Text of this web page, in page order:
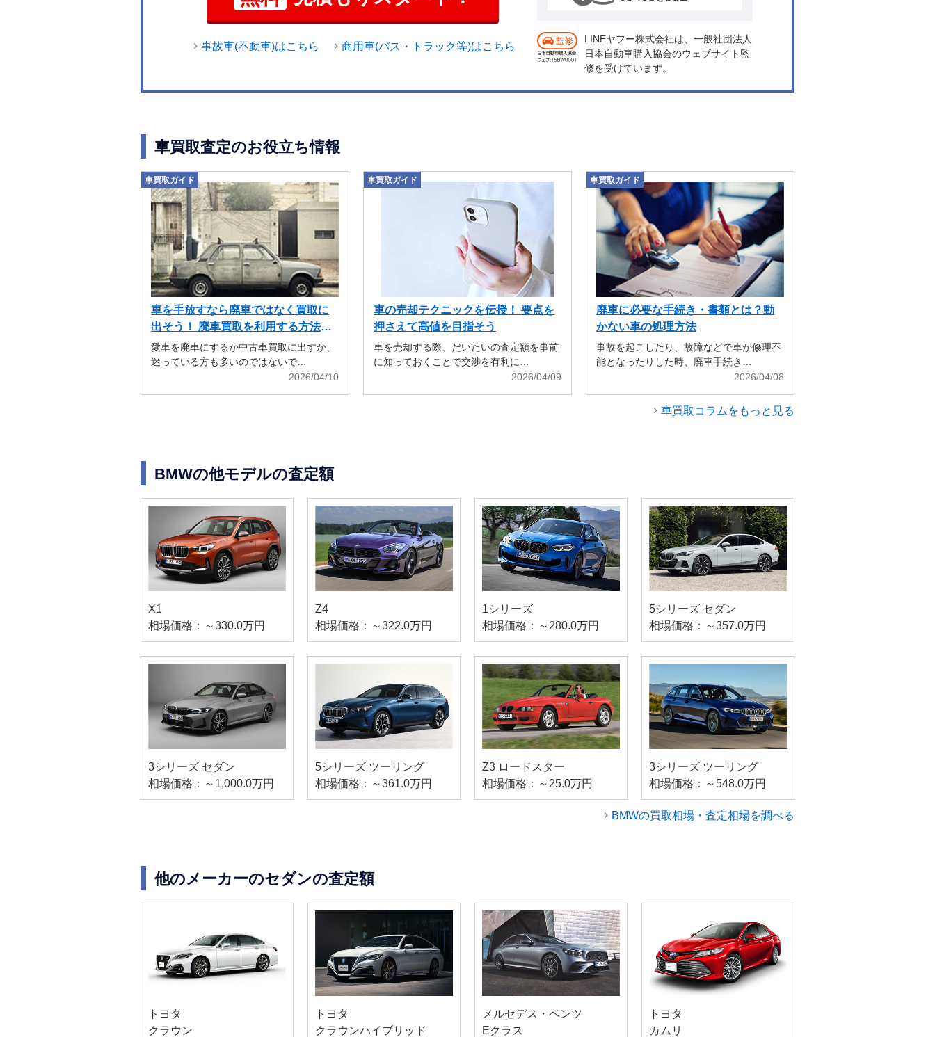
事故車(不動車)はこちら 商用車(バス・トラック等)はこちら
LINEヤフー株式会社は、一般社団法人
日本自動車購入協会のウェブサイト監
修を受けています。
車買取査定のお役立ち情報
車買取ガイド
車を手放すなら廃車ではなく買取に
出そう！ 廃車買取を利用する方法も
解説
愛車を廃車にするか中古車買取に出すか、
迷っている方も多いのではないで…
2026/04/10
車買取ガイド
車の売却テクニックを伝授！ 要点を
押さえて高値を目指そう
車を売却する際、だいたいの査定額を事前
に知っておくことで交渉を有利に…
2026/04/09
車買取ガイド
廃車に必要な手続き・書類とは？動
かない車の処理方法
事故を起こしたり、故障などで車が修理不
能となったりした時、廃車手続き…
2026/04/08
車買取コラムをもっと見る
BMWの他モデルの査定額
X1
相場価格：～330.0万円
Z4
相場価格：～322.0万円
1シリーズ
相場価格：～280.0万円
5シリーズ セダン
相場価格：～357.0万円
3シリーズ セダン
相場価格：～1,000.0万円
5シリーズ ツーリング
相場価格：～361.0万円
Z3 ロードスター
相場価格：～25.0万円
3シリーズ ツーリング
相場価格：～548.0万円
BMWの買取相場・査定相場を調べる
他のメーカーのセダンの査定額
トヨタ
クラウン
トヨタ
クラウンハイブリッド
メルセデス・ベンツ
Eクラス
トヨタ
カムリ